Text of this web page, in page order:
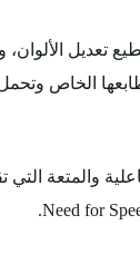
الألوان،
الخاص
والمتعة التي